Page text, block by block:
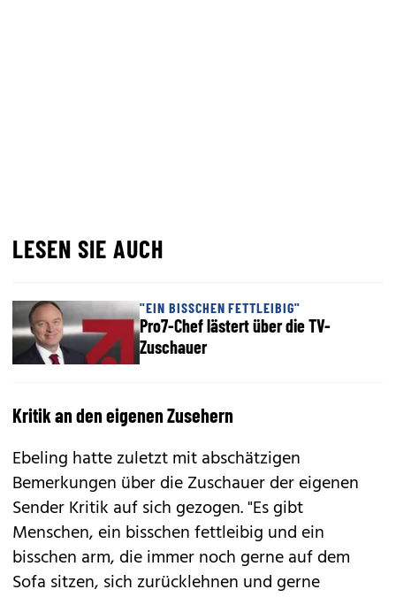
LESEN SIE AUCH
"EIN BISSCHEN FETTLEIBIG"
Pro7-Chef lästert über die TV-
Zuschauer
Kritik an den eigenen Zusehern
Ebeling hatte zuletzt mit abschätzigen
Bemerkungen über die Zuschauer der eigenen
Sender Kritik auf sich gezogen. "Es gibt
Menschen, ein bisschen fettleibig und ein
bisschen arm, die immer noch gerne auf dem
Sofa sitzen, sich zurücklehnen und gerne